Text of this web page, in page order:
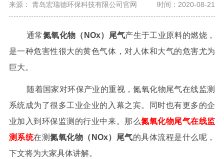
来源： 青岛宏瑞德环保科技有限公司官网 时间：2020-08-21
通常氮氧化物（NOx）尾气产生于工业原料的燃烧，
是一种危害性很大的黄色气体，对人体和大气的危害尤为
巨大。
随着国家对环保产业的重视，氮氧化物尾气在线监测
系统成为了很多工业企业的入幕之宾。同时也有更多的企
业加入到环保监测的行业中来。那么氮氧化物尾气在线监
测系统在测氮氧化物 （NOx） 尾气的具体流程是什么呢，
下文将为大家具体讲解。